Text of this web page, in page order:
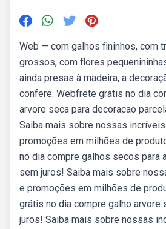
Web — com galhos fininhos, com
grossos, com flores
ainda presas à madeira, a
confere. Webfrete grátis no dia
arvore seca para decoracao
Saiba mais sobre nossas
promoções em milhões de
no dia compre galhos secos para
sem juros! Saiba mais sobre
e promoções em milhões de
grátis no dia compre galho arvore
juros! Saiba mais sobre nossas